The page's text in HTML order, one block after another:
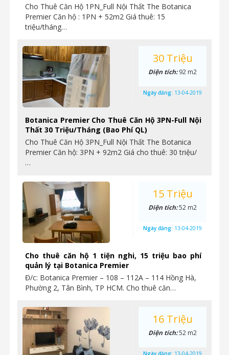
Cho Thuê Căn Hộ 1PN_Full Nội Thất The Botanica
Premier Căn hộ : 1PN + 52m2 Giá thuê: 15
triệu/tháng…
Botanica Premier Cho Thuê Căn Hộ 3PN-Full Nội
Thất 30 Triệu/Tháng (Bao Phí QL)
Cho Thuê Căn Hộ 3PN_Full Nội Thất The Botanica
Premier Căn hộ: 3PN + 92m2 Giá cho thuê: 30 triệu/
…
30 Triệu
Diện tích:92 m2
Ngày đăng: 13-04-2019
Cho thuê căn hộ 1 tiện nghi, 15 triệu bao phí
quản lý tại Botanica Premier
Đ/c: Botanica Premier – 108 – 112A – 114 Hồng Hà,
Phường 2, Tân Bình, TP HCM. Cho thuê căn…
15 Triệu
Diện tích:52 m2
Ngày đăng: 13-04-2019
16 Triệu
Diện tích:52 m2
Ngày đăng: 13-04-2019